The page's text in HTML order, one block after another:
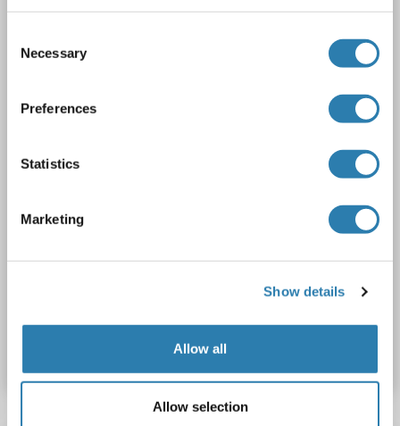
Selection
Necessary
Preferences
Statistics
Marketing
Show details
Allow all
Allow selection